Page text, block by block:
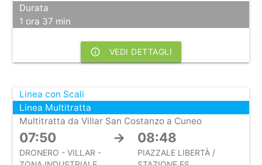
Durata
1 ora 37 min
info_outline VEDI DETTAGLI
Linea con Scali
Linea Multitratta
Multitratta da Villar San Costanzo a Cuneo
07:50 → 08:48
DRONERO - VILLAR -
PIAZZALE LIBERTÀ /